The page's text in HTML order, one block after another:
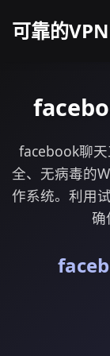
可靠的VPN
facebook聊
全、无病毒的
作系统。利用
确